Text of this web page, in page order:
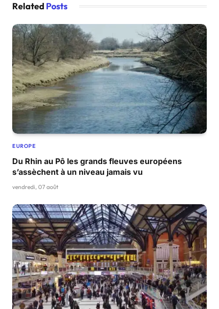
Related Posts
EUROPE
Du Rhin au Pô les grands fleuves européens
s’assèchent à un niveau jamais vu
vendredi, 07 août